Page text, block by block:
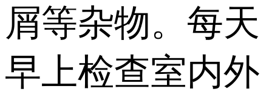
屑等杂物。每天
早上检查室内外